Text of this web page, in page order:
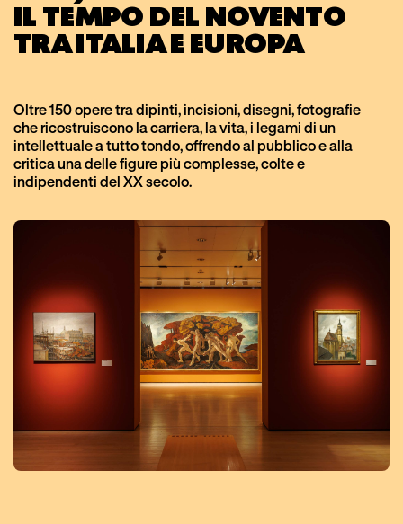
IL TEMPO DEL NOVENTO
TRA ITALIA E EUROPA
Oltre 150 opere tra dipinti, incisioni, disegni, fotografie
che ricostruiscono la carriera, la vita, i legami di un
intellettuale a tutto tondo, offrendo al pubblico e alla
critica una delle figure più complesse, colte e
indipendenti del XX secolo.
PROSSIMI EVENTI
POPLAR26
UTOPIA26 LINE UP